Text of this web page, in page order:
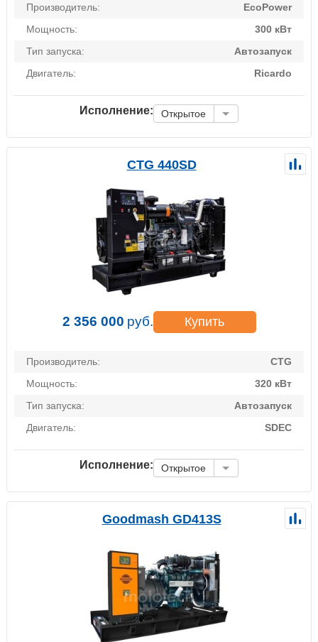
Производитель:
EcoPower
Мощность:
300 кВт
Тип запуска:
Автозапуск
Двигатель:
Ricardo
Исполнение: Открытое
CTG 440SD
2 356 000 руб. Купить
Производитель:
CTG
Мощность:
320 кВт
Тип запуска:
Автозапуск
Двигатель:
SDEC
Исполнение: Открытое
Goodmash GD413S